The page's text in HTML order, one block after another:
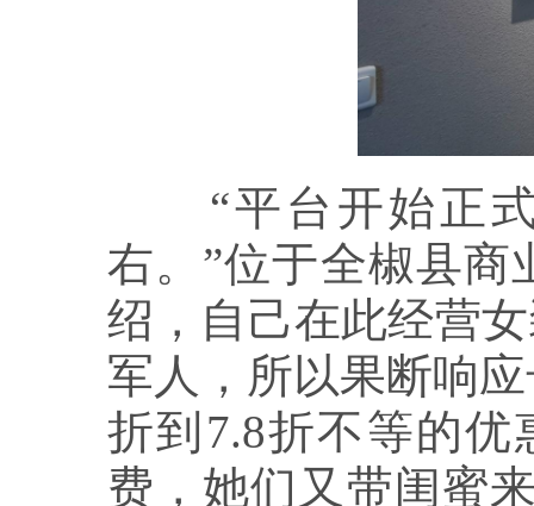
“平台开始正式
右。”位于全椒县商
绍，自己在此经营
军人，所以果断响
折到7.8折不等的
费，她们又带闺蜜